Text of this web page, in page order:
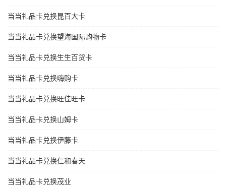
当当礼品卡兑换昆百大卡
当当礼品卡兑换望海国际购物卡
当当礼品卡兑换生生百货卡
当当礼品卡兑换嗨购卡
当当礼品卡兑换旺佳旺卡
当当礼品卡兑换山姆卡
当当礼品卡兑换伊藤卡
当当礼品卡兑换仁和春天
当当礼品卡兑换茂业